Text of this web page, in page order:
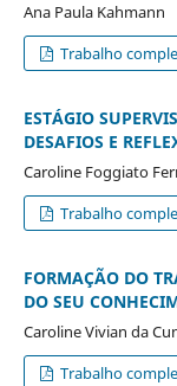
Ana Paula Kahmann
Trabalho
ESTÁGIO
DESAFIOS E
Caroline Foggiato
Trabalho
FORMAÇÃO DO
DO SEU
Caroline Vivian da
Trabalho